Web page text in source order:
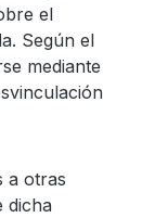
el
Según el
mediante
a otras
dicha